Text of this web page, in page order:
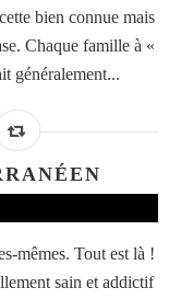
bien connue mais
Chaque famille à «
généralement...
mêmes. Tout est là !
sain et addictif